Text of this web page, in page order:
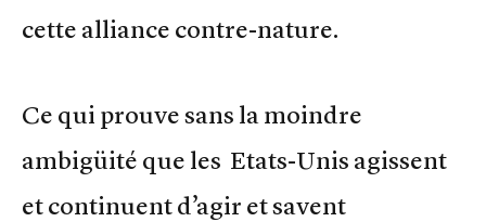
cette alliance contre-nature.
Ce qui prouve sans la moindre
ambigüité que les Etats-Unis agissent
et continuent d’agir et savent